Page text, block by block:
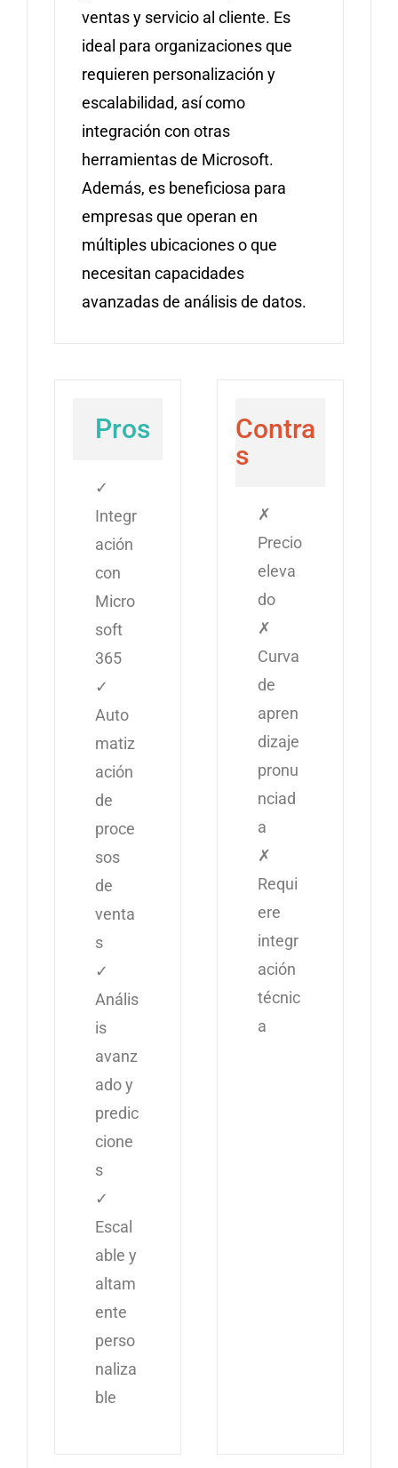
ventas y servicio al cliente. Es
ideal para organizaciones que
requieren personalización y
escalabilidad, así como
integración con otras
herramientas de Microsoft.
Además, es beneficiosa para
empresas que operan en
múltiples ubicaciones o que
necesitan capacidades
avanzadas de análisis de datos.
Pros
✓
Integr
ación
con
Micro
soft
365
✓
Auto
matiz
ación
de
proce
sos
de
venta
s
✓
Anális
is
avanz
ado y
predic
cione
s
✓
Escal
able y
altam
ente
perso
naliza
ble
Contra
s
✗
Precio
eleva
do
✗
Curva
de
apren
dizaje
pronu
nciad
a
✗
Requi
ere
integr
ación
técnic
a